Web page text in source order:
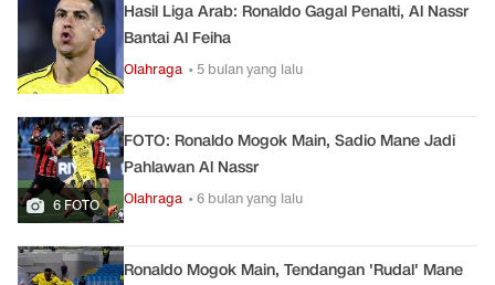
Hasil Liga Arab: Ronaldo Gagal Penalti, Al Nassr
Bantai Al Feiha
Olahraga • 5 bulan yang lalu
6 FOTO
FOTO: Ronaldo Mogok Main, Sadio Mane Jadi
Pahlawan Al Nassr
Olahraga • 6 bulan yang lalu
Ronaldo Mogok Main, Tendangan 'Rudal' Mane